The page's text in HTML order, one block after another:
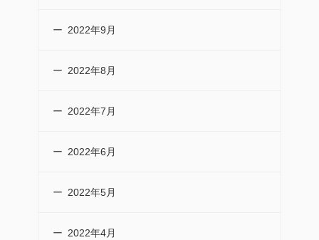
2022年9月
2022年8月
2022年7月
2022年6月
2022年5月
2022年4月